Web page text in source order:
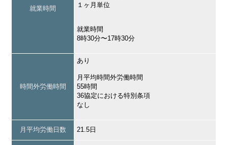
就業時間
１ヶ月単位
就業時間
8時30分〜17時30分
時間外労働時間
あり
月平均時間外労働時間
55時間
36協定における特別条項
なし
月平均労働日数 21.5日